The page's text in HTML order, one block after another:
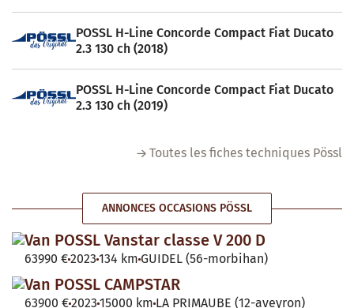
POSSL H-Line Concorde Compact Fiat Ducato
2.3 130 ch (2018)
POSSL H-Line Concorde Compact Fiat Ducato
2.3 130 ch (2019)
Toutes les fiches techniques Pössl
ANNONCES OCCASIONS PÖSSL
Van POSSL Vanstar classe V 200 D
63990 €2023 134 km GUIDEL (56-morbihan)
Van POSSL CAMPSTAR
63900 €2023 15000 km LA PRIMAUBE (12-aveyron)